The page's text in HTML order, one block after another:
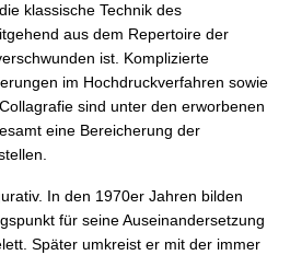
klassische Technik des
aus dem Repertoire der
ist. Komplizierte
im Hochdruckverfahren sowie
sind unter den erworbenen
eine Bereicherung der
In den 1970er Jahren bilden
für seine Auseinandersetzung
Später umkreist er mit der immer